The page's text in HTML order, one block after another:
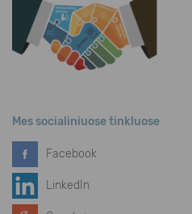
Mes socialiniuose tinkluose
Facebook
LinkedIn